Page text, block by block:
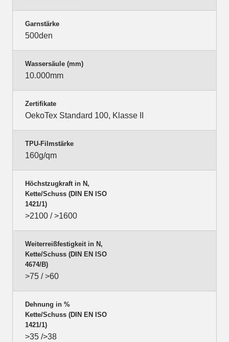
Garnstärke
500den
Wassersäule (mm)
10.000mm
Zertifikate
OekoTex Standard 100, Klasse II
TPU-Filmstärke
160g/qm
Höchstzugkraft in N,
Kette/Schuss (DIN EN ISO
1421/1)
>2100 / >1600
Weiterreißfestigkeit in N,
Kette/Schuss (DIN EN ISO
4674/B)
>75 / >60
Dehnung in %
Kette/Schuss (DIN EN ISO
1421/1)
>35 />38